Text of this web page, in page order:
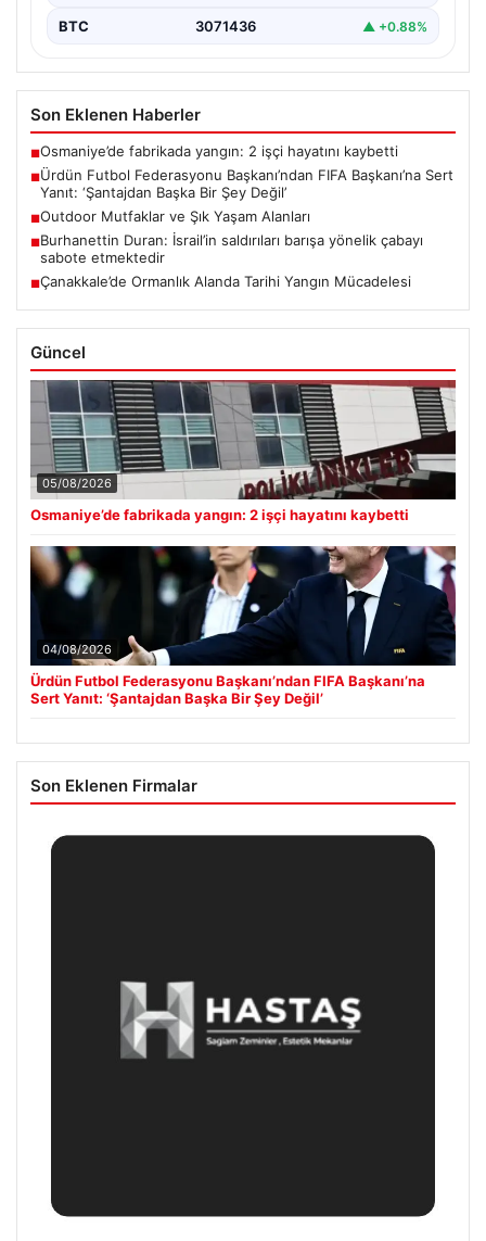
BTC 3071436 ▲ +0.88%
Son Eklenen Haberler
■Osmaniye’de fabrikada yangın: 2 işçi hayatını kaybetti
■Ürdün Futbol Federasyonu Başkanı’ndan FIFA Başkanı’na Sert
Yanıt: ‘Şantajdan Başka Bir Şey Değil’
■Outdoor Mutfaklar ve Şık Yaşam Alanları
■Burhanettin Duran: İsrail’in saldırıları barışa yönelik çabayı
sabote etmektedir
■Çanakkale’de Ormanlık Alanda Tarihi Yangın Mücadelesi
Güncel
05/08/2026
Osmaniye’de fabrikada yangın: 2 işçi hayatını kaybetti
04/08/2026
Ürdün Futbol Federasyonu Başkanı’ndan FIFA Başkanı’na
Sert Yanıt: ‘Şantajdan Başka Bir Şey Değil’
Son Eklenen Firmalar